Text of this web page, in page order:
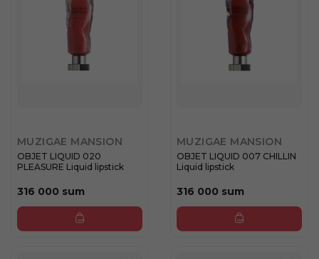
MUZIGAE MANSION
OBJET LIQUID 020
PLEASURE Liquid lipstick
316 000 sum
MUZIGAE MANSION
OBJET LIQUID 007 CHILLIN
Liquid lipstick
316 000 sum